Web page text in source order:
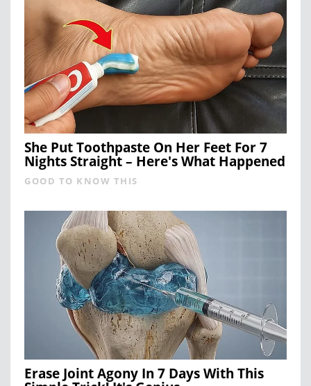
She Put Toothpaste On Her Feet For 7
Nights Straight – Here's What Happened
GOOD TO KNOW THIS
Erase Joint Agony In 7 Days With This